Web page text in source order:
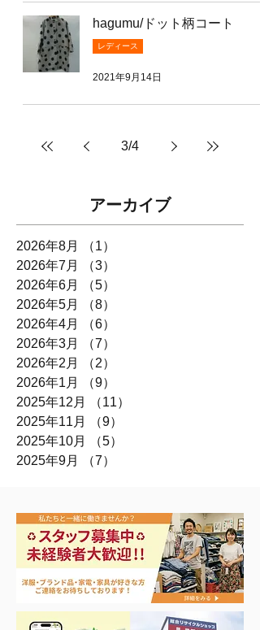
hagumu/ドット柄コート
レディース
2021年9月14日
3/4
アーカイブ
2026年8月 （1）
2026年7月
（3）
2026年6月
（5）
2026年5月
（8）
2026年4月
（6）
2026年3月
（7）
2026年2月
（2）
2026年1月
（9）
2025年12月
（11）
2025年11月
（9）
2025年10月
（5）
2025年9月
（7）